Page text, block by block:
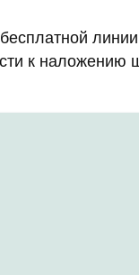
бесплатной
к